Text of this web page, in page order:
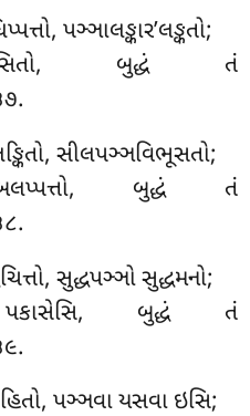
પઞ્ઞાલઙ્કાર’લઙ્કતો;
બુદ્ધં તં
સીલપઞ્ઞવિભૂસતો;
બુદ્ધં તં
સુદ્ધપઞ્ઞો સુદ્ધમનો;
પકાસેસિ, બુદ્ધં તં
પઞ્ઞવા યસવા ઇસિ;